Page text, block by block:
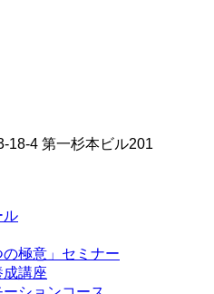
18-4 第一杉本ビル201
ル
極意」セミナー
講座